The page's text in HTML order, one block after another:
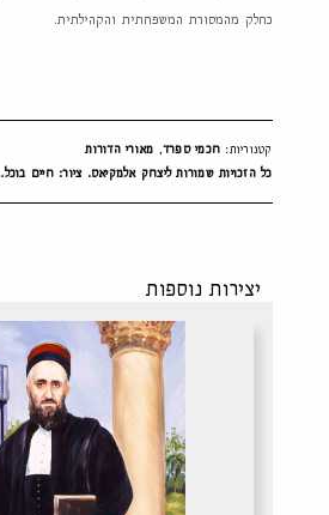
כחלק מהמסורת המשפחתית והקהילתית.
קטגוריות: חכמי ספרד, מאורי הדורות
כל הזכויות שמורות ליצחק אלמקיאס. ציור: חיים בוכל.
יצירות נוספות